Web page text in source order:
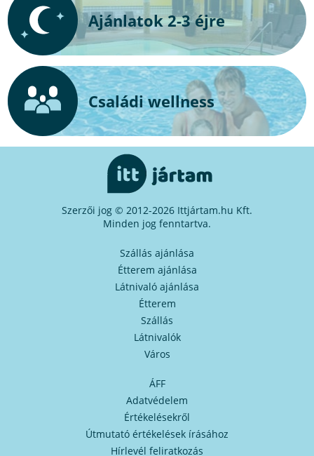
Ajánlatok 2-3 éjre
Családi wellness
Szerzői jog © 2012-2026 Ittjártam.hu Kft.
Minden jog fenntartva.
Szállás ajánlása
Étterem ajánlása
Látnivaló ajánlása
Étterem
Szállás
Látnivalók
Város
ÁFF
Adatvédelem
Értékelésekről
Útmutató értékelések írásához
Hírlevél feliratkozás